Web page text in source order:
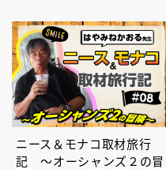
ニース＆モナコ取材旅行
記 ～オーシャンズ２の冒